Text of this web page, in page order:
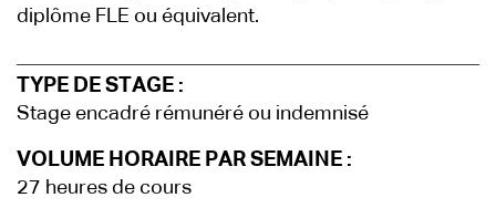
diplôme FLE ou équivalent.
TYPE DE STAGE :
Stage encadré rémunéré ou indemnisé
VOLUME HORAIRE PAR SEMAINE :
27 heures de cours